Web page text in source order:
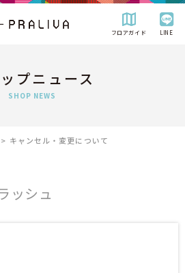
フロアガイド LINE
プニュース
SHOP NEWS
> キャンセル・変更について
ッシュ